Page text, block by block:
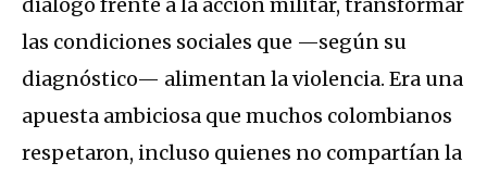
las condiciones sociales que —según su
diagnóstico— alimentan la violencia. Era una
apuesta ambiciosa que muchos colombianos
respetaron, incluso quienes no compartían la